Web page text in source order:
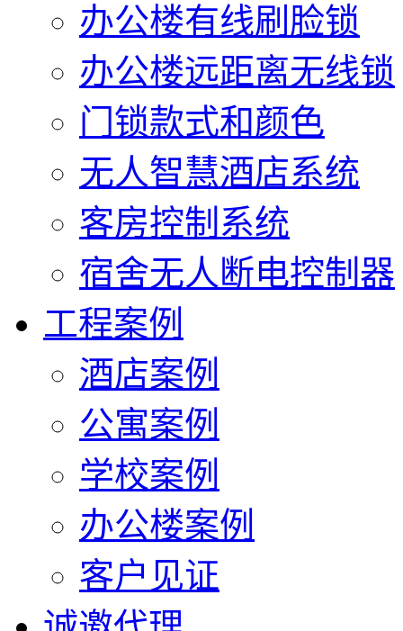
办公楼有线刷脸锁
办公楼远距离无线锁
门锁款式和颜色
无人智慧酒店系统
客房控制系统
宿舍无人断电控制器
工程案例
酒店案例
公寓案例
学校案例
办公楼案例
客户见证